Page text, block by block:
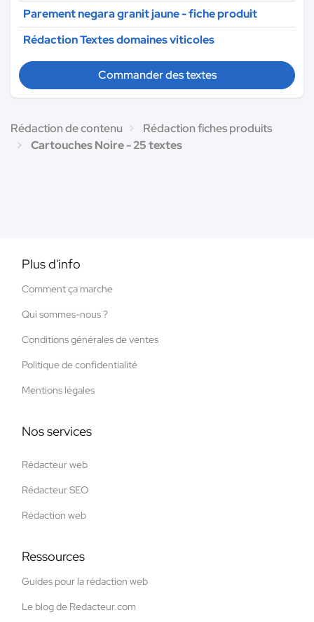
Parement negara granit jaune - fiche produit
Rédaction Textes domaines viticoles
Commander des textes
Rédaction de contenu
Rédaction fiches produits
Cartouches Noire - 25 textes
Plus d'info
Comment ça marche
Qui sommes-nous ?
Conditions générales de ventes
Politique de confidentialité
Mentions légales
Nos services
Rédacteur web
Rédacteur SEO
Rédaction web
Ressources
Guides pour la rédaction web
Le blog de Redacteur.com